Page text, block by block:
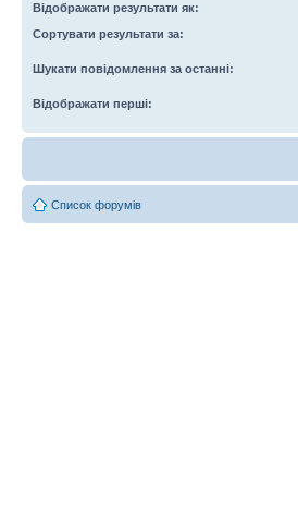
Відображати результати як:
Сортувати результати за:
Шукати повідомлення за останні:
Відображати перші:
Список форумів